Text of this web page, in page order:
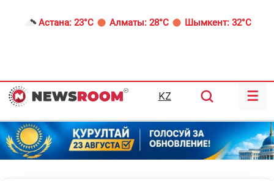
Астана: 23°C Алматы: 28°C Шымкент: 32°C
KZ ☰